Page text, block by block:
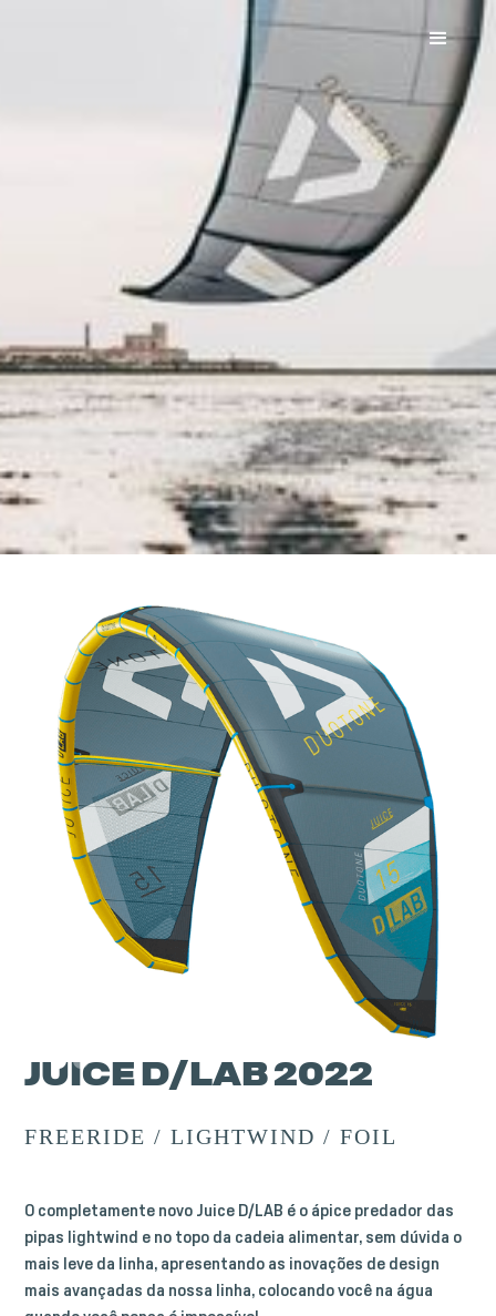
JUICE D/LAB 2022
FREERIDE / LIGHTWIND / FOIL
O completamente novo Juice D/LAB é o ápice predador das
pipas lightwind e no topo da cadeia alimentar, sem dúvida o
mais leve da linha, apresentando as inovações de design
mais avançadas da nossa linha, colocando você na água